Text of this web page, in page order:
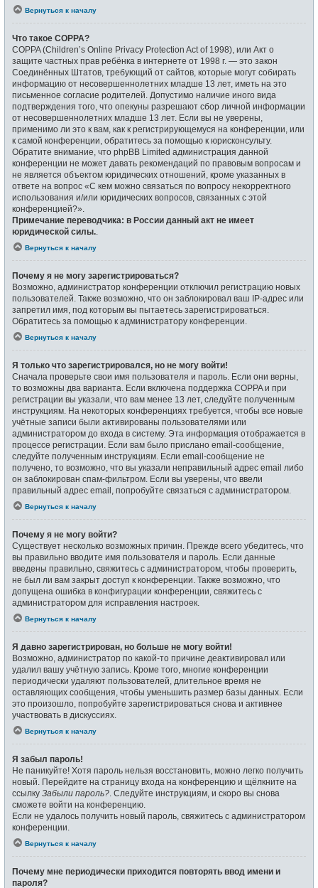
Вернуться к началу
Что такое COPPA?
COPPA (Children’s Online Privacy Protection Act of 1998), или Акт о
защите частных прав ребёнка в интернете от 1998 г. — это закон
Соединённых Штатов, требующий от сайтов, которые могут собирать
информацию от несовершеннолетних младше 13 лет, иметь на это
письменное согласие родителей. Допустимо наличие иного вида
подтверждения того, что опекуны разрешают сбор личной информации
от несовершеннолетних младше 13 лет. Если вы не уверены,
применимо ли это к вам, как к регистрирующемуся на конференции, или
к самой конференции, обратитесь за помощью к юрисконсульту.
Обратите внимание, что phpBB Limited администрация данной
конференции не может давать рекомендаций по правовым вопросам и
не является объектом юридических отношений, кроме указанных в
ответе на вопрос «С кем можно связаться по вопросу некорректного
использования и/или юридических вопросов, связанных с этой
конференцией?».
Примечание переводчика: в России данный акт не имеет
юридической силы.
Вернуться к началу
Почему я не могу зарегистрироваться?
Возможно, администратор конференции отключил регистрацию новых
пользователей. Также возможно, что он заблокировал ваш IP-адрес или
запретил имя, под которым вы пытаетесь зарегистрироваться.
Обратитесь за помощью к администратору конференции.
Вернуться к началу
Я только что зарегистрировался, но не могу войти!
Сначала проверьте свои имя пользователя и пароль. Если они верны,
то возможны два варианта. Если включена поддержка COPPA и при
регистрации вы указали, что вам менее 13 лет, следуйте полученным
инструкциям. На некоторых конференциях требуется, чтобы все новые
учётные записи были активированы пользователями или
администратором до входа в систему. Эта информация отображается в
процессе регистрации. Если вам было прислано email-сообщение,
следуйте полученным инструкциям. Если email-сообщение не
получено, то возможно, что вы указали неправильный адрес email либо
он заблокирован спам-фильтром. Если вы уверены, что ввели
правильный адрес email, попробуйте связаться с администратором.
Вернуться к началу
Почему я не могу войти?
Существует несколько возможных причин. Прежде всего убедитесь, что
вы правильно вводите имя пользователя и пароль. Если данные
введены правильно, свяжитесь с администратором, чтобы проверить,
не был ли вам закрыт доступ к конференции. Также возможно, что
допущена ошибка в конфигурации конференции, свяжитесь с
администратором для исправления настроек.
Вернуться к началу
Я давно зарегистрирован, но больше не могу войти!
Возможно, администратор по какой-то причине деактивировал или
удалил вашу учётную запись. Кроме того, многие конференции
периодически удаляют пользователей, длительное время не
оставляющих сообщения, чтобы уменьшить размер базы данных. Если
это произошло, попробуйте зарегистрироваться снова и активнее
участвовать в дискуссиях.
Вернуться к началу
Я забыл пароль!
Не паникуйте! Хотя пароль нельзя восстановить, можно легко получить
новый. Перейдите на страницу входа на конференцию и щёлкните на
ссылку Забыли пароль? . Следуйте инструкциям, и скоро вы снова
сможете войти на конференцию.
Если не удалось получить новый пароль, свяжитесь с администратором
конференции.
Вернуться к началу
Почему мне периодически приходится повторять ввод имени и
пароля?